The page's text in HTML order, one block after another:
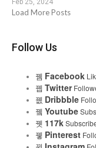
Feb 25, 2024
Load More Posts
Follow Us
Facebook
Twitter
Dribbble
Youtube
117k
Pinterest